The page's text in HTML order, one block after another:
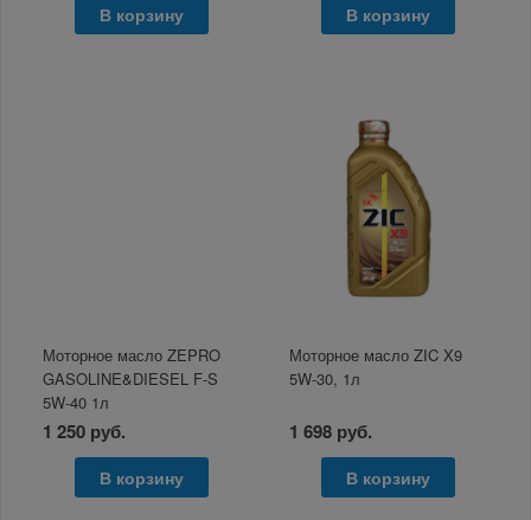
В корзину В корзину
Моторное масло ZEPRO
GASOLINE&DIESEL F-S
5W-40 1л
1 250 руб.
В корзину
Моторное масло ZIC X9
5W-30, 1л
1 698 руб.
В корзину